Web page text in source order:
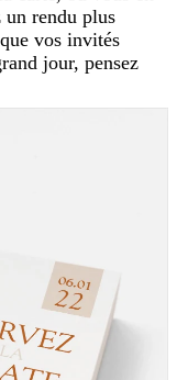
un rendu plus
vos invités
jour, pensez